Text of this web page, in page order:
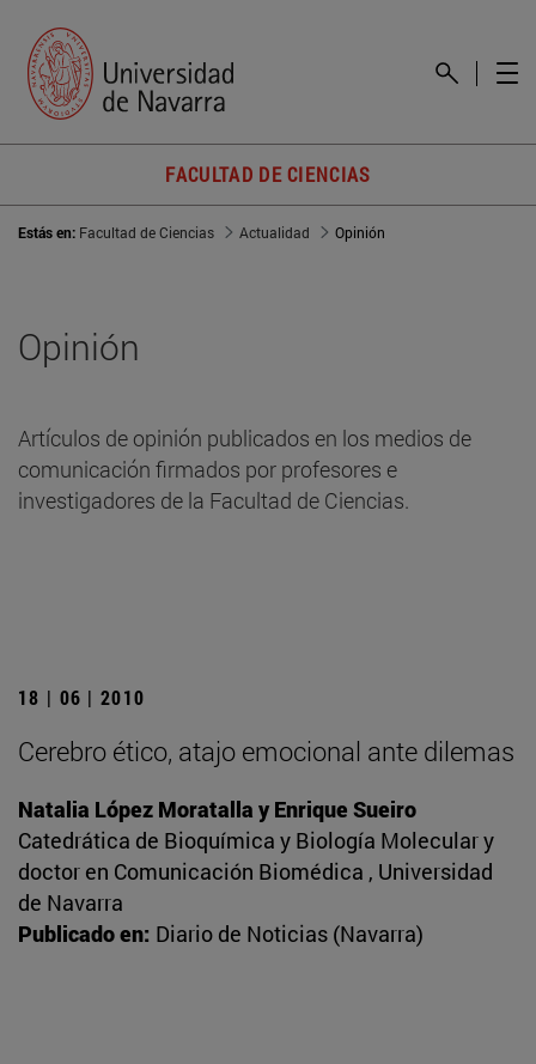
FACULTAD DE CIENCIAS
Estás en: Facultad de Ciencias Actualidad Opinión
Opinión
Artículos de opinión publicados en los medios de
comunicación firmados por profesores e
investigadores de la Facultad de Ciencias.
18 | 06 | 2010
Cerebro ético, atajo emocional ante dilemas
Natalia López Moratalla y Enrique Sueiro
Catedrática de Bioquímica y Biología Molecular y
doctor en Comunicación Biomédica , Universidad
de Navarra
Publicado en: Diario de Noticias (Navarra)